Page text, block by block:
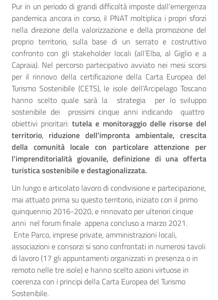
Pur in un periodo di grandi difficoltà imposte dall’emergenza
pandemica ancora in corso, il PNAT moltiplica i propri sforzi
nella direzione della valorizzazione e della promozione del
proprio territorio, sulla base di un serrato e costruttivo
confronto con gli stakeholder locali (all’Elba, al Giglio e a
Capraia). Nel percorso partecipativo avviato nei mesi scorsi
per il rinnovo della certificazione della Carta Europea del
Turismo Sostenibile (CETS), le isole dell’Arcipelago Toscano
hanno scelto quale sarà la strategia per lo sviluppo
sostenibile dei prossimi cinque anni indicando quattro
obiettivi prioritari: tutela e monitoraggio delle risorse del
territorio, riduzione dell’impronta ambientale, crescita
della comunità locale con particolare attenzione per
l’imprenditorialità giovanile, definizione di una offerta
turistica sostenibile e destagionalizzata.
Un lungo e articolato lavoro di condivisione e partecipazione,
mai attuato prima su questo territorio, iniziato con il primo
quinquennio 2016-2020, e rinnovato per ulteriori cinque
anni nel forum finale appena concluso a marzo 2021.
Ente Parco, imprese private, amministrazioni locali,
associazioni e consorzi si sono confrontati in numerosi tavoli
di lavoro (17 gli appuntamenti organizzati in presenza o in
remoto nelle tre isole) e hanno scelto azioni virtuose in
coerenza con i principi della Carta Europea del Turismo
Sostenibile.